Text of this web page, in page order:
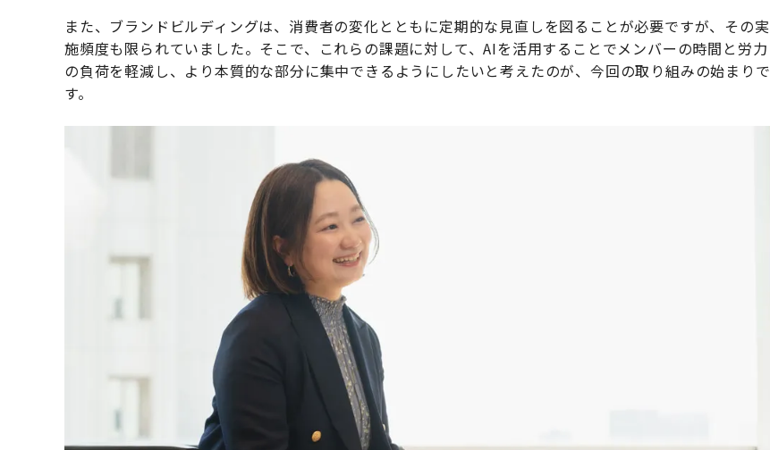
また、ブランドビルディングは、消費者の変化とともに定期的な見直しを図ることが必要ですが、その実
施頻度も限られていました。そこで、これらの課題に対して、AIを活用することでメンバーの時間と労力
の負荷を軽減し、より本質的な部分に集中できるようにしたいと考えたのが、今回の取り組みの始まりで
す。